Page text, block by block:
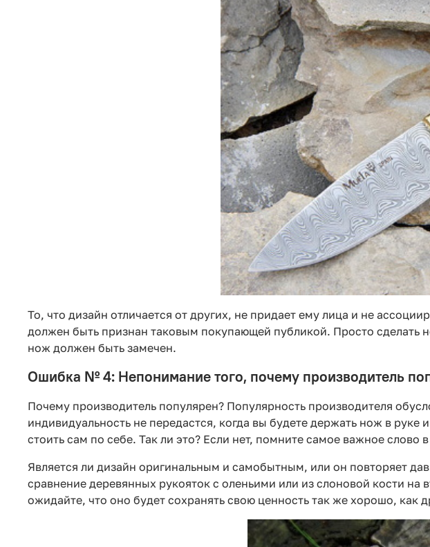
То, что дизайн отличается от других, не придает ему лица и не
должен быть признан таковым покупающей публикой. Просто сделать
нож должен быть замечен.
Ошибка № 4: Непонимание того, почему производитель
Почему производитель популярен? Популярность производителя
индивидуальность не передастся, когда вы будете держать нож в
стоить сам по себе. Так ли это? Если нет, помните самое важное
Является ли дизайн оригинальным и самобытным, или он повторяет
сравнение деревянных рукояток с оленьими или из слоновой кости
ожидайте, что оно будет сохранять свою ценность так же хорошо, как